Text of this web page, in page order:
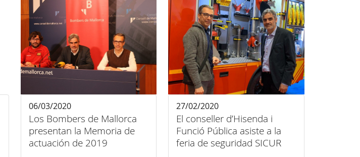
Los Bombers de Mallorca
presentan la Memoria de
actuación de 2019
06/03/2020
El conseller d’Hisenda i
Funció Pública asiste a la
feria de seguridad SICUR
27/02/2020